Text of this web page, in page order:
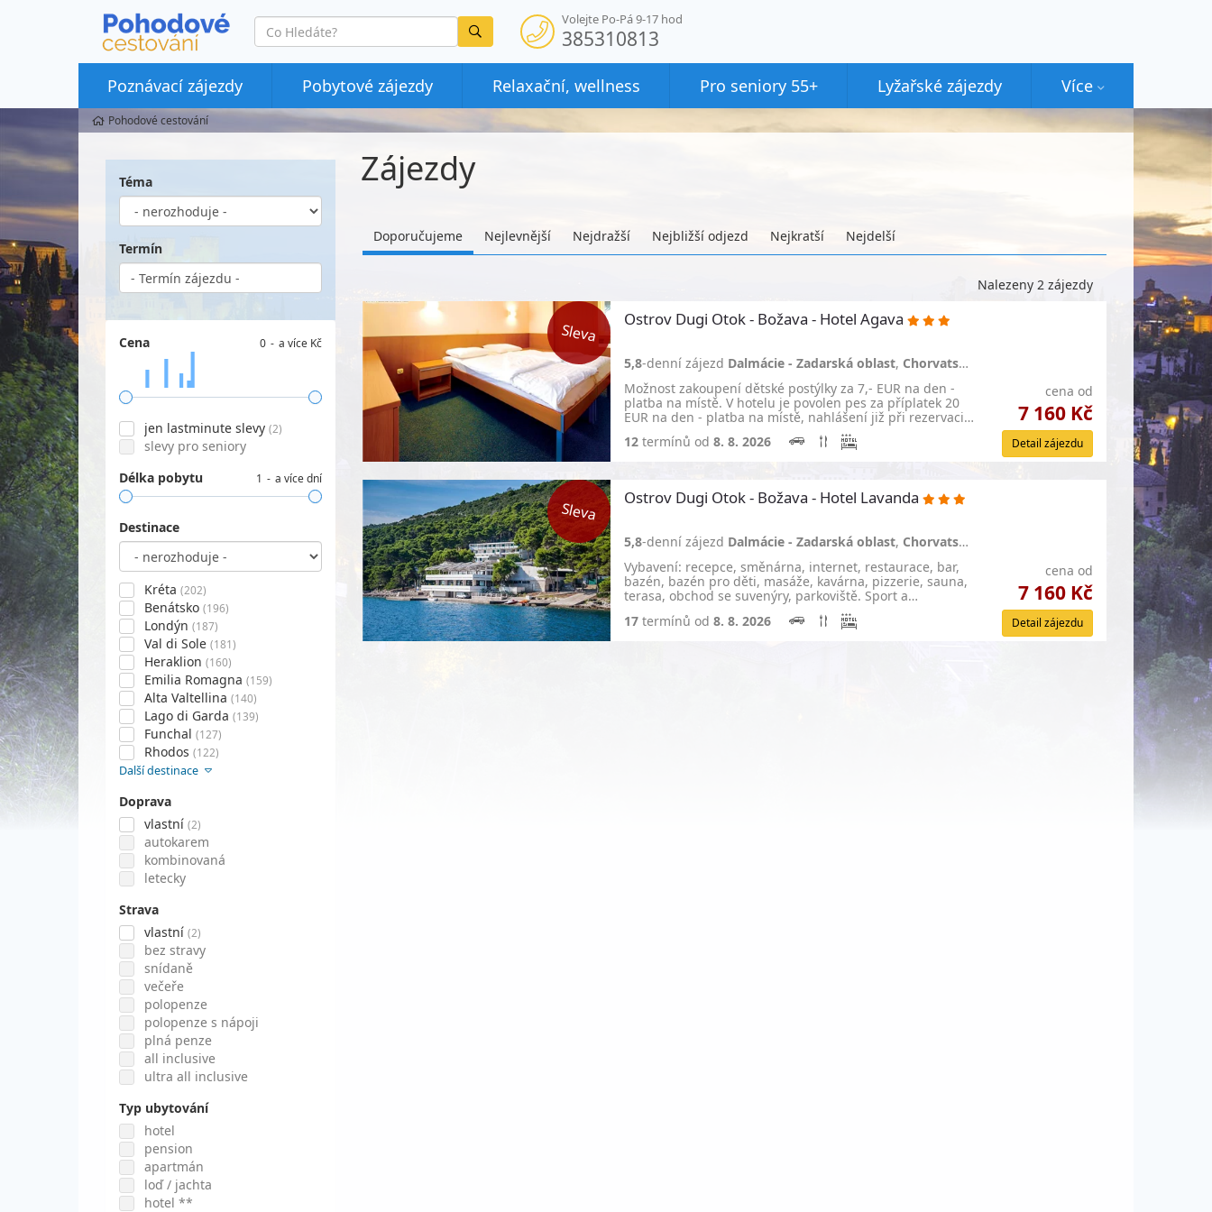
co
hledáte
Vyhledat
Volejte Po-Pá 9-17 hod
385310813
Poznávací zájezdy Pobytové zájezdy Relaxační, wellness Pro seniory 55+ Lyžařské zájezdy Více
Pohodové cestování
Zájezdy
Téma
Termín
Cena 0 a více Kč
jen lastminute slevy (2)
slevy pro seniory
Délka pobytu
1 a více dní
Destinace
Kréta (202)
Benátsko (196)
Londýn (187)
Val di Sole (181)
Heraklion (160)
Emilia Romagna (159)
Alta Valtellina (140)
Lago di Garda (139)
Funchal (127)
Rhodos (122)
Další destinace
Doprava
vlastní (2)
autokarem
kombinovaná
letecky
Strava
vlastní (2)
bez stravy
snídaně
večeře
polopenze
polopenze s nápoji
plná penze
all inclusive
ultra all inclusive
Typ ubytování
hotel
pension
apartmán
loď / jachta
hotel **
Doporučujeme Nejlevnější Nejdražší Nejbližší odjezd Nejkratší Nejdelší
Nalezeny 2 zájezdy
Ostrov Dugi Otok - Božava - Hotel Agava
5,8-denní zájezd Dalmácie - Zadarská oblast, Chorvatsko
Možnost zakoupení dětské postýlky za 7,- EUR na den -
platba na místě. V hotelu je povolen pes za příplatek 20
EUR na den - platba na místě, nahlášení již při rezervaci…
cena od
7 160 Kč
12termínů od 8. 8. 2026 Detail zájezdu
Ostrov Dugi Otok - Božava - Hotel Lavanda
5,8-denní zájezd Dalmácie - Zadarská oblast, Chorvatsko
Vybavení: recepce, směnárna, internet, restaurace, bar,
bazén, bazén pro děti, masáže, kavárna, pizzerie, sauna,
terasa, obchod se suvenýry, parkoviště. Sport a…
cena od
7 160 Kč
17termínů od 8. 8. 2026 Detail zájezdu